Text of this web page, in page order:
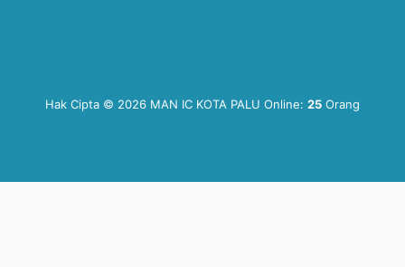
Hak Cipta © 2026 MAN IC KOTA PALU Online: 25 Orang